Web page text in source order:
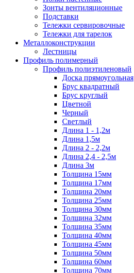
Зонты вентиляционные
Подставки
Тележки сервировочные
Тележки для тарелок
Металлоконструкции
Лестницы
Профиль полимерный
Профиль полиэтиленовый
Доска прямоугольная
Брус квадратный
Брус круглый
Цветной
Черный
Светлый
Длина 1 - 1,2м
Длина 1,5м
Длина 2 - 2,2м
Длина 2,4 - 2,5м
Длина 3м
Толщина 15мм
Толщина 17мм
Толщина 20мм
Толщина 25мм
Толщина 30мм
Толщина 32мм
Толщина 35мм
Толщина 40мм
Толщина 45мм
Толщина 50мм
Толщина 60мм
Толщина 70мм